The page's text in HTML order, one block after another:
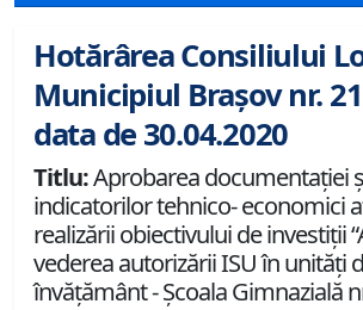
Hotărârea Consiliului
Municipiul Brașov nr.
data de 30.04.2020
Titlu:Aprobarea documentației
indicatorilor tehnico- economici
realizării obiectivului de investiții
vederea autorizării ISU în unități
învățământ - Școala Gimnazială